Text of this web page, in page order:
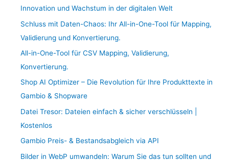
Innovation und Wachstum in der digitalen Welt
Schluss mit Daten-Chaos: Ihr All-in-One-Tool für Mapping,
Validierung und Konvertierung.
All-in-One-Tool für CSV Mapping, Validierung,
Konvertierung.
Shop AI Optimizer – Die Revolution für Ihre Produkttexte in
Gambio & Shopware
Datei Tresor: Dateien einfach & sicher verschlüsseln |
Kostenlos
Gambio Preis- & Bestandsabgleich via API
Bilder in WebP umwandeln: Warum Sie das tun sollten und